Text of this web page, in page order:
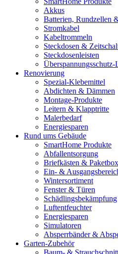
Akkus
Batterien, Rundzellen
Stromkabel
Kabeltrommeln
Steckdosen &
Steckdosenleisten
Renovierung
Spezial-Klebemittel
Abdichten & Dämmen
Montage-Produkte
Leitern & Klapptritte
Malerbedarf
Energiesparen
Rund ums Gebäude
SmartHome Produkte
Abfallentsorgung
Briefkästen &
Ein- &
Wintersortiment
Fenster & Türen
Schädlingsbekämpfung
Luftentfeuchter
Energiesparen
Simulatoren
Absperrbänder &
Garten-Zubehör
Baum- &